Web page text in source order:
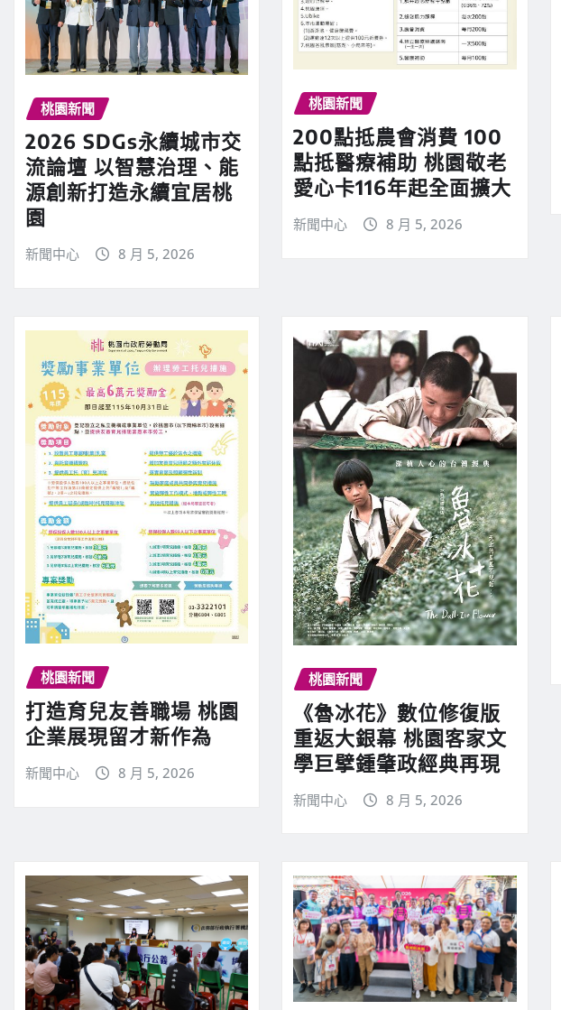
桃園新聞
2026 SDGs永續城市交
流論壇 以智慧治理、能
源創新打造永續宜居桃
園
新聞中心 8 月 5, 2026
桃園新聞
200點抵農會消費 100
點抵醫療補助 桃園敬老
愛心卡116年起全面擴大
新聞中心 8 月 5, 2026
桃園新聞
打造育兒友善職場 桃園
企業展現留才新作為
新聞中心 8 月 5, 2026
桃園新聞
《魯冰花》數位修復版
重返大銀幕 桃園客家文
學巨擘鍾肇政經典再現
新聞中心 8 月 5, 2026